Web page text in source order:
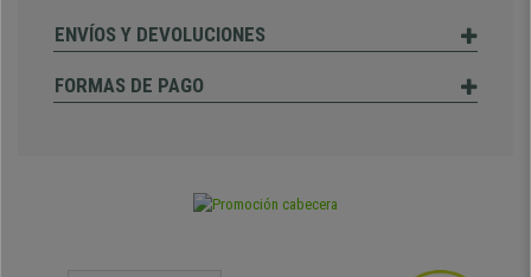
ENVÍOS Y DEVOLUCIONES
FORMAS DE PAGO